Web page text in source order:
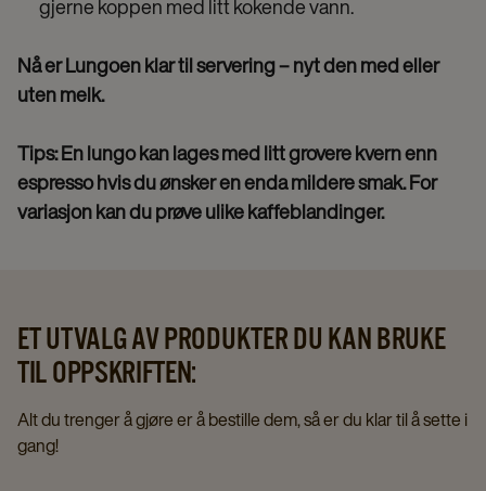
gjerne koppen med litt kokende vann.
Nå er Lungoen klar til servering – nyt den med eller
uten melk.
Tips: En lungo kan lages med litt grovere kvern enn
espresso hvis du ønsker en enda mildere smak. For
variasjon kan du prøve ulike kaffeblandinger.
ET UTVALG AV PRODUKTER DU KAN BRUKE
TIL OPPSKRIFTEN:
Alt du trenger å gjøre er å bestille dem, så er du klar til å sette i
gang!